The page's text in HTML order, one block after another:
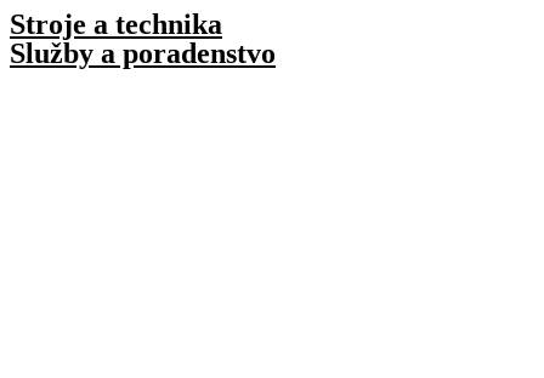
Preskočiť
na
obsah
Stroje a technika
Služby a poradenstvo